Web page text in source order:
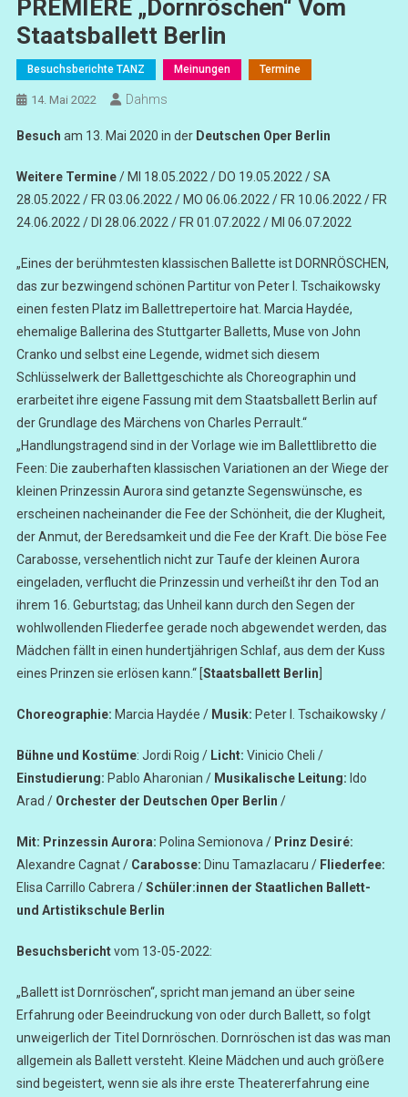
PREMIERE „Dornröschen“ Vom
Staatsballett Berlin
Besuchsberichte TANZ Meinungen Termine
14. Mai 2022 Dahms
Besuch am 13. Mai 2020 in der Deutschen Oper Berlin
Weitere Termine/ MI 18.05.2022 / DO 19.05.2022 / SA
28.05.2022 / FR 03.06.2022 / MO 06.06.2022 / FR 10.06.2022 / FR
24.06.2022 / DI 28.06.2022 / FR 01.07.2022 / MI 06.07.2022
„Eines der berühmtesten klassischen Ballette ist DORNRÖSCHEN,
das zur bezwingend schönen Partitur von Peter I. Tschaikowsky
einen festen Platz im Ballettrepertoire hat. Marcia Haydée,
ehemalige Ballerina des Stuttgarter Balletts, Muse von John
Cranko und selbst eine Legende, widmet sich diesem
Schlüsselwerk der Ballettgeschichte als Choreographin und
erarbeitet ihre eigene Fassung mit dem Staatsballett Berlin auf
der Grundlage des Märchens von Charles Perrault.“
„Handlungstragend sind in der Vorlage wie im Ballettlibretto die
Feen: Die zauberhaften klassischen Variationen an der Wiege der
kleinen Prinzessin Aurora sind getanzte Segenswünsche, es
erscheinen nacheinander die Fee der Schönheit, die der Klugheit,
der Anmut, der Beredsamkeit und die Fee der Kraft. Die böse Fee
Carabosse, versehentlich nicht zur Taufe der kleinen Aurora
eingeladen, verflucht die Prinzessin und verheißt ihr den Tod an
ihrem 16. Geburtstag; das Unheil kann durch den Segen der
wohlwollenden Fliederfee gerade noch abgewendet werden, das
Mädchen fällt in einen hundertjährigen Schlaf, aus dem der Kuss
eines Prinzen sie erlösen kann.“ [Staatsballett Berlin
Choreographie: Marcia Haydée / Musik: Peter I. Tschaikowsky /
Bühne und Kostüme: Jordi Roig / Licht: Vinicio Cheli /
Einstudierung: Pablo Aharonian /Musikalische Leitung: Ido
Arad / Orchester der Deutschen Oper Berlin /
Mit: Prinzessin Aurora: Polina Semionova / Prinz Desiré:
Alexandre Cagnat / Carabosse: Dinu Tamazlacaru / Fliederfee:
Elisa Carrillo Cabrera /Schüler:innen der Staatlichen Ballett-
und Artistikschule Berlin
Besuchsberichtvom 13-05-2022:
„Ballett ist Dornröschen“, spricht man jemand an über seine
Erfahrung oder Beeindruckung von oder durch Ballett, so folgt
unweigerlich der Titel Dornröschen. Dornröschen ist das was man
allgemein als Ballett versteht. Kleine Mädchen und auch größere
sind begeistert, wenn sie als ihre erste Theatererfahrung eine